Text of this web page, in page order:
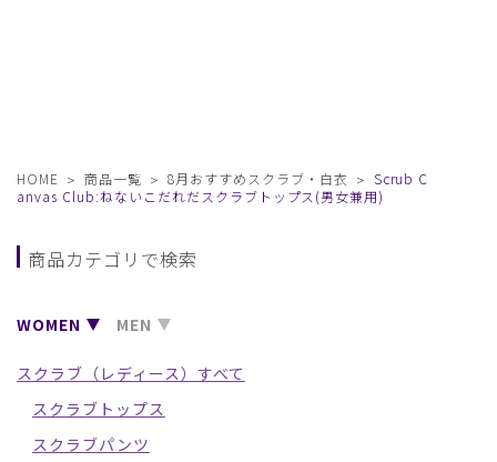
HOME 商品一覧 8月おすすめスクラブ・白衣
Scrub C
anvas Club:ねないこだれだスクラブトップス(男女兼用)
商品カテゴリで検索
WOMEN MEN
スクラブ（レディース）すべて
スクラブトップス
スクラブパンツ